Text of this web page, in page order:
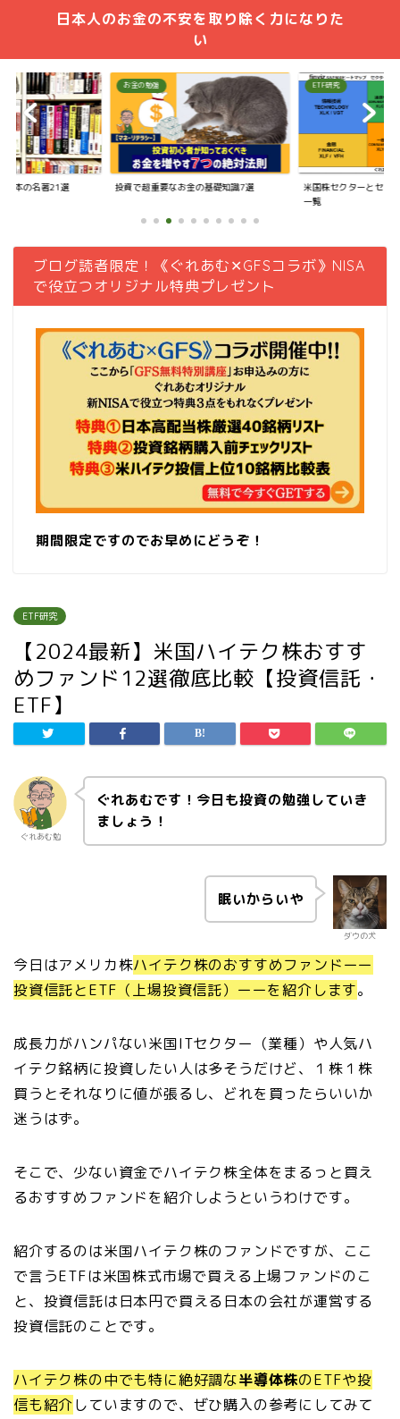
日本人のお金の不安を取り除く力になりた
い
資本の名著21選
お金の勉強
投資で超重要なお金の基礎知識7選
ETF研究
米国株セクターとセク
一覧
ブログ読者限定！《ぐれあむ✕GFSコラボ》NISA
で役立つオリジナル特典プレゼント
期間限定ですのでお早めにどうぞ！
ETF研究
【2024最新】米国ハイテク株おすす
めファンド12選徹底比較【投資信託・
ETF】
ぐれあむ勉
ぐれあむです！今日も投資の勉強していき
ましょう！
ダウの犬
眠いからいや
今日はアメリカ株ハイテク株のおすすめファンドーー
投資信託とETF（上場投資信託）ーーを紹介します。
成長力がハンパない米国ITセクター（業種）や人気ハ
イテク銘柄に投資したい人は多そうだけど、１株１株
買うとそれなりに値が張るし、どれを買ったらいいか
迷うはず。
そこで、少ない資金でハイテク株全体をまるっと買え
るおすすめファンドを紹介しようというわけです。
紹介するのは米国ハイテク株のファンドですが、ここ
で言うETFは米国株式市場で買える上場ファンドのこ
と、投資信託は日本円で買える日本の会社が運営する
投資信託のことです。
ハイテク株の中でも特に絶好調な半導体株のETFや投
信も紹介していますので、ぜひ購入の参考にしてみて